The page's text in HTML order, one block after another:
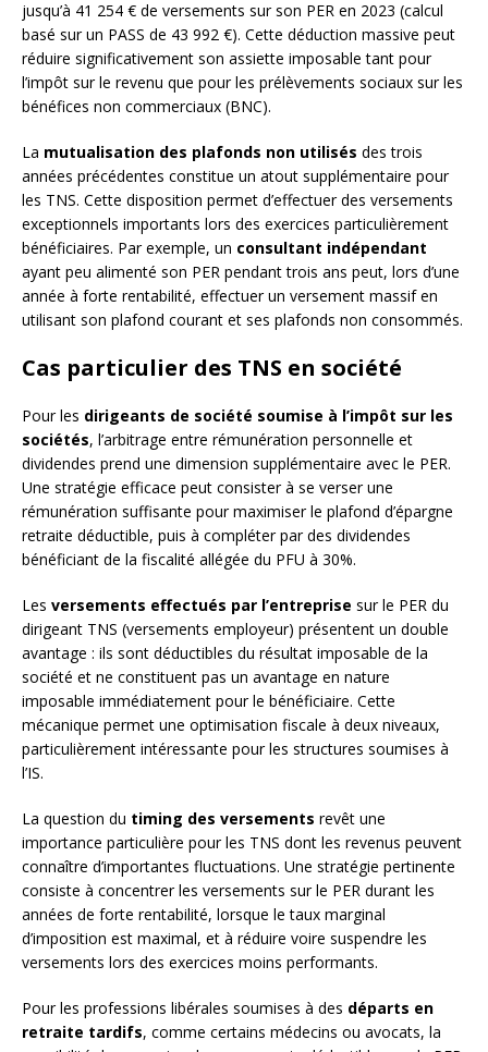
jusqu’à 41 254 € de versements sur son PER en 2023 (calcul
basé sur un PASS de 43 992 €). Cette déduction massive peut
réduire significativement son assiette imposable tant pour
l’impôt sur le revenu que pour les prélèvements sociaux sur les
bénéfices non commerciaux (BNC).
La mutualisation des plafonds non utilisés des trois
années précédentes constitue un atout supplémentaire pour
les TNS. Cette disposition permet d’effectuer des versements
exceptionnels importants lors des exercices particulièrement
bénéficiaires. Par exemple, un consultant indépendant
ayant peu alimenté son PER pendant trois ans peut, lors d’une
année à forte rentabilité, effectuer un versement massif en
utilisant son plafond courant et ses plafonds non consommés.
Cas particulier des TNS en société
Pour les dirigeants de société soumise à l’impôt sur les
sociétés, l’arbitrage entre rémunération personnelle et
dividendes prend une dimension supplémentaire avec le PER.
Une stratégie efficace peut consister à se verser une
rémunération suffisante pour maximiser le plafond d’épargne
retraite déductible, puis à compléter par des dividendes
bénéficiant de la fiscalité allégée du PFU à 30%.
Les versements effectués par l’entreprise sur le PER du
dirigeant TNS (versements employeur) présentent un double
avantage : ils sont déductibles du résultat imposable de la
société et ne constituent pas un avantage en nature
imposable immédiatement pour le bénéficiaire. Cette
mécanique permet une optimisation fiscale à deux niveaux,
particulièrement intéressante pour les structures soumises à
l’IS.
La question du timing des versements revêt une
importance particulière pour les TNS dont les revenus peuvent
connaître d’importantes fluctuations. Une stratégie pertinente
consiste à concentrer les versements sur le PER durant les
années de forte rentabilité, lorsque le taux marginal
d’imposition est maximal, et à réduire voire suspendre les
versements lors des exercices moins performants.
Pour les professions libérales soumises à des départs en
retraite tardifs, comme certains médecins ou avocats, la